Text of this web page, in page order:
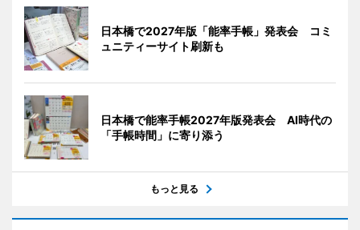
日本橋で2027年版「能率手帳」発表会 コミ
ュニティーサイト刷新も
日本橋で能率手帳2027年版発表会 AI時代の
「手帳時間」に寄り添う
もっと見る